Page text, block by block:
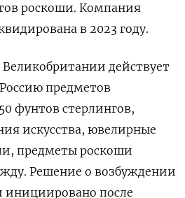
роскоши. Компания
в 2023 году.
Великобритании действует
предметов
фунтов стерлингов,
искусства, ювелирные
предметы роскоши
Решение о возбуждении
инициировано после